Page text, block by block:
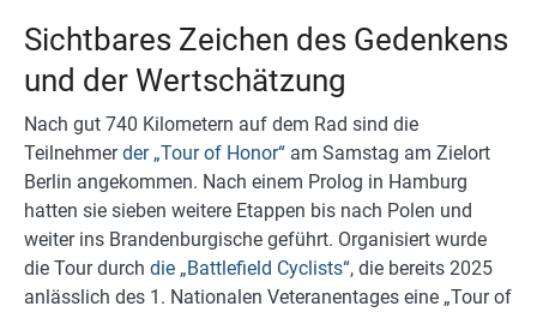
Sichtbares Zeichen des Gedenkens
und der Wertschätzung
Nach gut 740 Kilometern auf dem Rad sind die
Teilnehmerder „Tour of Honor“ am Samstag am Zielort
Berlin angekommen. Nach einem Prolog in Hamburg
hatten sie sieben weitere Etappen bis nach Polen und
weiter ins Brandenburgische geführt. Organisiert wurde
die Tour durch die „Battlefield Cyclists“, die bereits 2025
anlässlich des 1. Nationalen Veteranentages eine „Tour of